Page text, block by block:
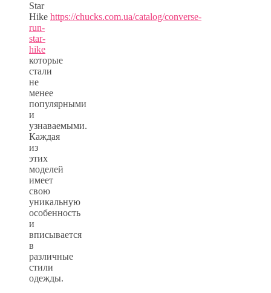
Star
Hike https://chucks.com.ua/catalog/converse-
run-
star-
hike
которые
стали
не
менее
популярными
и
узнаваемыми.
Каждая
из
этих
моделей
имеет
свою
уникальную
особенность
и
вписывается
в
различные
стили
одежды.